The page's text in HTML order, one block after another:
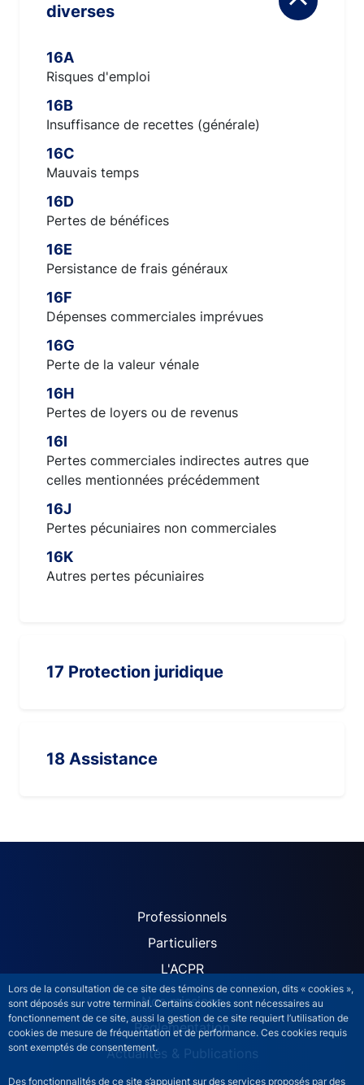
Lors de la consultation de ce site des témoins de connexion, dits « cookies »,
sont déposés sur votre terminal. Certains cookies sont nécessaires au
fonctionnement de ce site, aussi la gestion de ce site requiert l’utilisation de
cookies de mesure de fréquentation et de performance. Ces cookies requis
sont exemptés de consentement.
Des fonctionnalités de ce site s’appuient sur des services proposés par des
diverses
16A
Risques d'emploi
16B
Insuffisance de recettes (générale)
16C
Mauvais temps
16D
Pertes de bénéfices
16E
Persistance de frais généraux
16F
Dépenses commerciales imprévues
16G
Perte de la valeur vénale
16H
Pertes de loyers ou de revenus
16I
Pertes commerciales indirectes autres que
celles mentionnées précédemment
16J
Pertes pécuniaires non commerciales
16K
Autres pertes pécuniaires
17 Protection juridique
18 Assistance
ACPR site navigation
Professionnels
Particuliers
L'ACPR
Nos missions
Réglementation
Actualités & Publications